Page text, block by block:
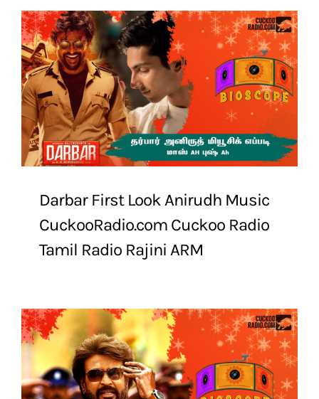
Darbar First Look Anirudh Music
CuckooRadio.com Cuckoo Radio
Tamil Radio Rajini ARM